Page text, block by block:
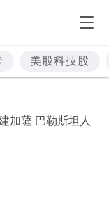
美股科技股
加薩 巴勒斯坦人